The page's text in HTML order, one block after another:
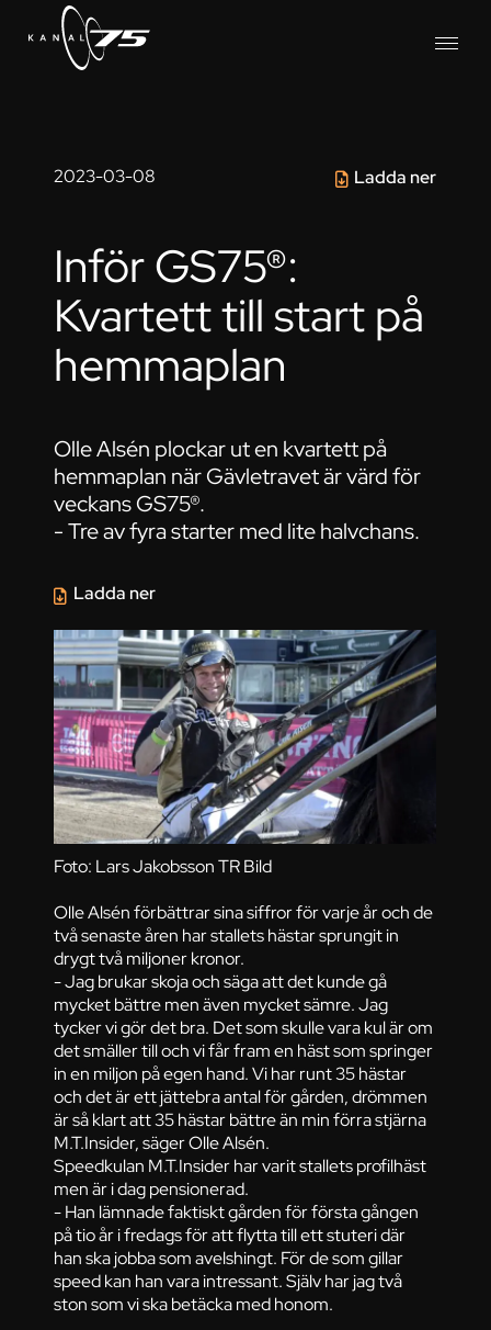
2023-03-08
Foto: Lars Jakobsson TR Bild
Ladda ner
Inför GS75®:
Kvartett till start på
hemmaplan
Olle Alsén plockar ut en kvartett på
hemmaplan när Gävletravet är värd för
veckans GS75®.
- Tre av fyra starter med lite halvchans.
Olle Alsén förbättrar sina siffror för varje år och de
två senaste åren har stallets hästar sprungit in
drygt två miljoner kronor.
- Jag brukar skoja och säga att det kunde gå
mycket bättre men även mycket sämre. Jag
tycker vi gör det bra. Det som skulle vara kul är om
det smäller till och vi får fram en häst som springer
in en miljon på egen hand. Vi har runt 35 hästar
och det är ett jättebra antal för gården, drömmen
är så klart att 35 hästar bättre än min förra stjärna
M.T.Insider, säger Olle Alsén.
Speedkulan M.T.Insider har varit stallets profilhäst
men är i dag pensionerad.
- Han lämnade faktiskt gården för första gången
på tio år i fredags för att flytta till ett stuteri där
han ska jobba som avelshingt. För de som gillar
speed kan han vara intressant. Själv har jag två
ston som vi ska betäcka med honom.
Ladda ner